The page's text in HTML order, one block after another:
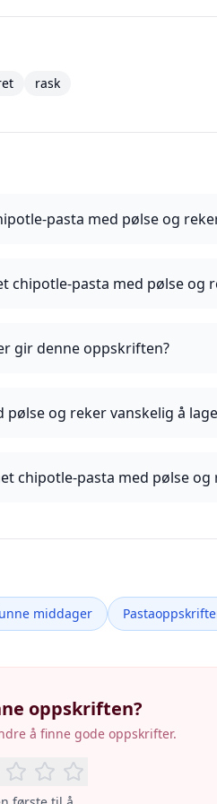
rask
pasta med pølse og
chipotle-pasta med pølse og
gir denne oppskriften?
og reker vanskelig å
chipotle-pasta med pølse og
middager
oppskriften?
å finne gode oppskrifter.